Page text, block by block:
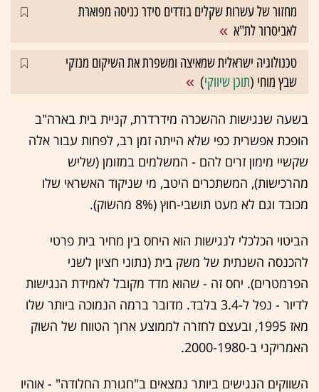
מחזור של עשרות שקלים בודדים סידר כניסה מפוארת
לאביסרור לת"א
טכנולוגיה ישראלית שמאיצה ומשפרת את השיקום מנזקי
שבץ מוחי (תוכן שיווקי)
בשעה שנגישות ההשכרה מידרדרת, קניית בית בארה"ב
הופכת אפשרית כפי שלא הייתה זמן רב, לפחות עבור אלה
שקשיי מימון זרים להם - המשלמים במזומן (שליש
מהרכישות), המשתכרים היטב, מי שניקוד האשראי שלו
מכובד וגם לא מעט תושבי-חוץ (8% מהשוק).
הביטוי הכלכלי לנגישות הוא היחס בין מחיר בית פרטי
להכנסה השנתית של משק בית (נתוני חציון לשני
הפרמטרים). יחס זה - שהוא מדד מקובל לאמידת הנגישות
לדיור - נפל ל-3.4 בלבד. מדובר ברמה הנמוכה ביותר שלו
מאז 1995, ובעצם לחזרה לממוצע ארוך הטווח של השוק
האמריקני ב-2000-1980.
השווקים הנגישים ביותר נמצאים ב"חגורת החלודה" - אוהיו